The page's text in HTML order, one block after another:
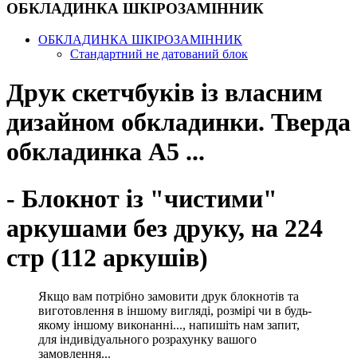
ОБКЛАДИНКА ШКІРОЗАМІННИК
ОБКЛАДИНКА ШКІРОЗАМІННИК
Стандартний не датований блок
Друк скетчбуків із власним
дизайном обкладинки. Тверда
обкладинка А5 ...
- Блокнот із "чистими"
аркушами без друку, на 224
стр (112 аркушів)
Якщо вам потрібно замовити друк блокнотів та
виготовлення в іншому вигляді, розмірі чи в будь-
якому іншому виконанні..., напишіть нам запит,
для індивідуального розрахунку вашого
замовлення...